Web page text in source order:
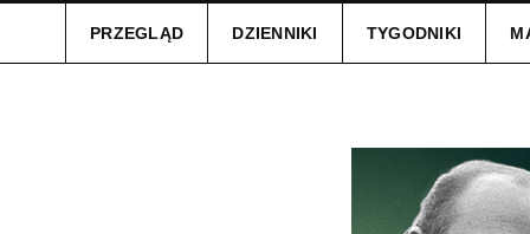
PRZEGLĄD DZIENNIKI TYGODNIKI